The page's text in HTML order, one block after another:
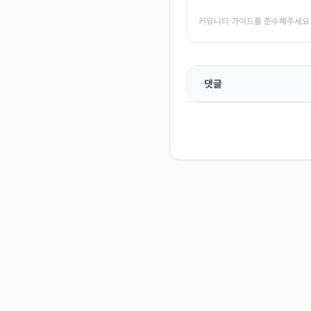
커뮤니티 가이드를 준수해주세요
댓글